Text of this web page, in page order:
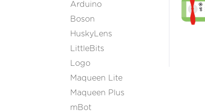
Arduino
Boson
HuskyLens
LittleBits
Logo
Maqueen Lite
Maqueen Plus
mBot